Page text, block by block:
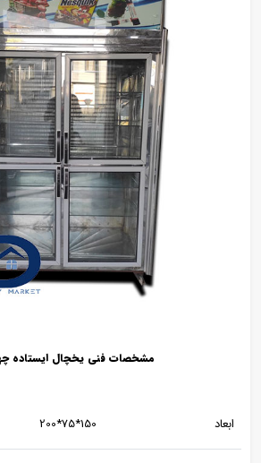
مشخصات فنی یخچال ایستاده
ابعاد 150*75*200